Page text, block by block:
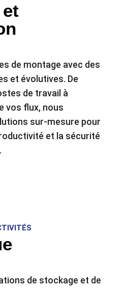
de montage avec des
et évolutives. De
de travail à
vos flux, nous
sur-mesure pour
et la sécurité
de stockage et de